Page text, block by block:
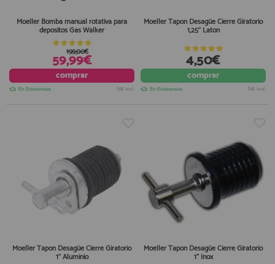
Moeller Bomba manual rotativa para
depositos Gas Walker
59,99€
199,00€
comprar
En Existencias IVA incl.
Moeller Tapon Desagüe Cierre Giratorio
1,25" Latón
4,50€
comprar
En Existencias IVA incl.
Moeller Tapon Desagüe Cierre Giratorio
1" Aluminio
Moeller Tapon Desagüe Cierre Giratorio
1" Inox